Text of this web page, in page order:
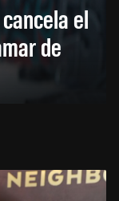
el
de